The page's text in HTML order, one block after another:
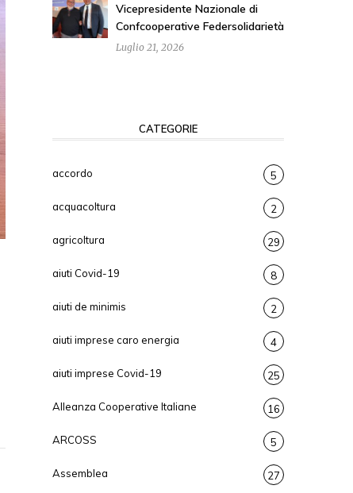
Vicepresidente Nazionale di
Confcooperative Federsolidarietà
Luglio 21, 2026
CATEGORIE
accordo 5
acquacoltura 2
agricoltura 29
aiuti Covid-19 8
aiuti de minimis 2
aiuti imprese caro energia 4
aiuti imprese Covid-19 25
Alleanza Cooperative Italiane 16
ARCOSS 5
Assemblea 27